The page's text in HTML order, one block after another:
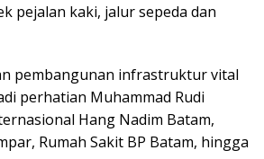
pejalan kaki, jalur sepeda dan
pembangunan infrastruktur vital
perhatian Muhammad Rudi
Hang Nadim Batam,
Rumah Sakit BP Batam, hingga